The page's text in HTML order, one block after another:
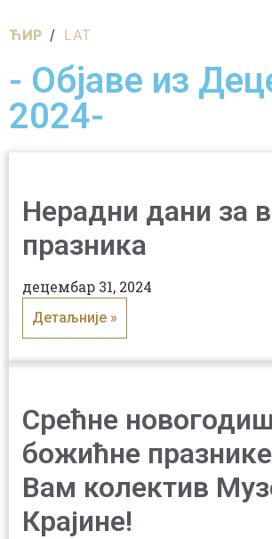
ЋИР / LAT
- Објаве из
2024-
Нерадни дани за
празника
децембар 31, 2024
Детаљније »
Срећне
божићне
Вам колектив
Крајине!